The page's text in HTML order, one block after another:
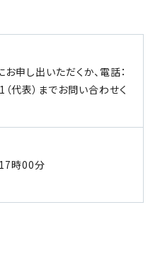
申し出いただくか、電話：
代表）までお問い合わせく
時00分